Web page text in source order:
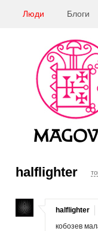
Люди Блоги
halflighter
halflighter
кобозев